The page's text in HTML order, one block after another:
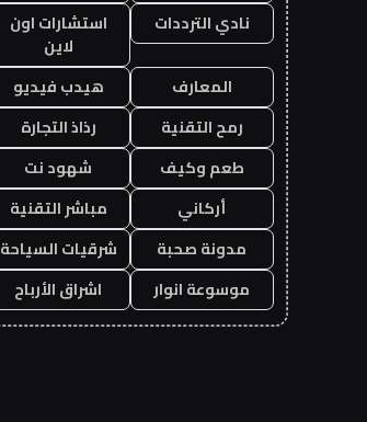
نادي الترددات
استشارات اون
لاين
المعارف
هيدب فيديو
رمح التقنية
رذاذ التجارة
طعم وكيف
شهود نت
أركاني
مباشر التقنية
مدونة صحبة
شرقيات السياحة
موسوعة انوار
اشراق الأرباح